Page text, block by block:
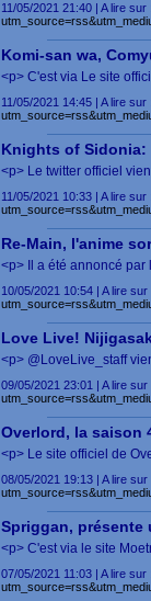
11/05/2021 21:40 | A lire sur :
Komi-san wa,
<p> C'est via Le site
11/05/2021 14:45 | A lire sur :
Knights of Sidonia:
<p> Le twitter officiel
11/05/2021 10:33 | A lire sur :
Re-Main, l'anime
<p> Il a été annoncé par
10/05/2021 10:54 | A lire sur
Love Live!
<p> @LoveLive_staff
09/05/2021 23:01 | A lire sur
Overlord, la saison
<p> Le site officiel de
08/05/2021 19:13 | A lire sur
Spriggan, présente
<p> C'est via le site
07/05/2021 11:03 | A lire sur :